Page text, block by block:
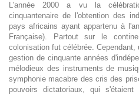
L'année 2000 a vu la
cinquantenaire de l'obtention des
pays africains ayant appartenu à
Française). Partout sur le
colonisation fut célébrée.
gestion de cinquante années
mélodieux des instruments de
symphonie macabre des cris des
pouvoirs dictatoriaux, qui